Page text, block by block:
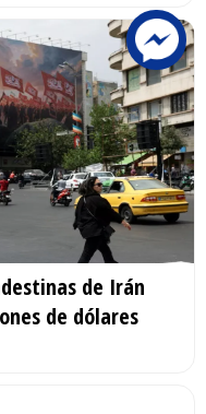
de Irán
de dólares